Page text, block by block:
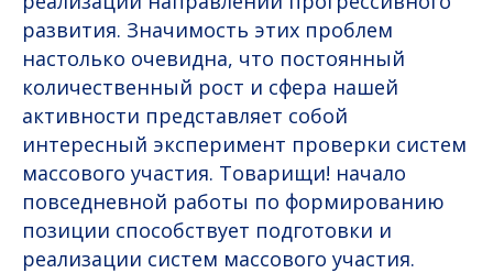
развития. Значимость этих проблем
настолько очевидна, что постоянный
количественный рост и сфера нашей
активности представляет собой
интересный эксперимент проверки систем
массового участия. Товарищи! начало
повседневной работы по формированию
позиции способствует подготовки и
реализации систем массового участия.